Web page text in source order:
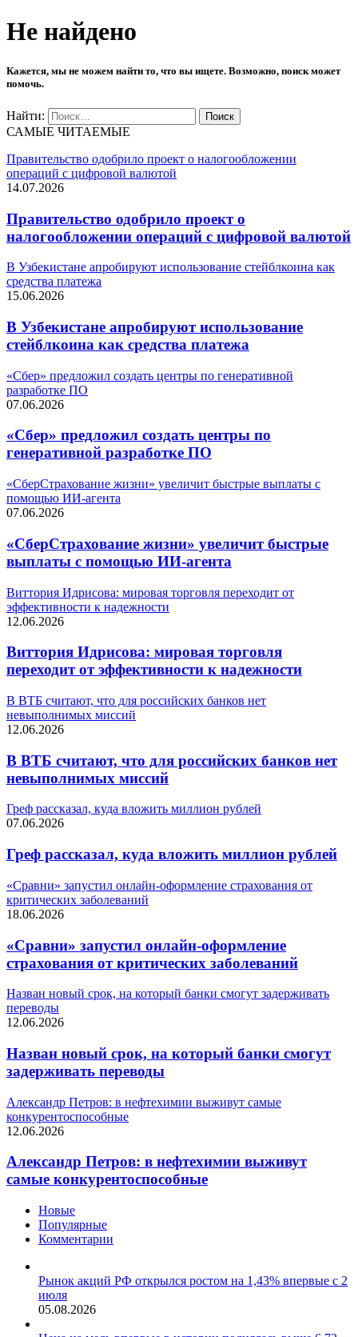
Не найдено
Кажется, мы не можем найти то, что вы ищете. Возможно, поиск может
помочь.
Найти:
САМЫЕ ЧИТАЕМЫЕ
Правительство одобрило проект о налогообложении
операций с цифровой валютой
14.07.2026
Правительство одобрило проект о
налогообложении операций с цифровой валютой
В Узбекистане апробируют использование стейблкоина как
средства платежа
15.06.2026
В Узбекистане апробируют использование
стейблкоина как средства платежа
«Сбер» предложил создать центры по генеративной
разработке ПО
07.06.2026
«Сбер» предложил создать центры по
генеративной разработке ПО
«СберСтрахование жизни» увеличит быстрые выплаты с
помощью ИИ-агента
07.06.2026
«СберСтрахование жизни» увеличит быстрые
выплаты с помощью ИИ-агента
Виттория Идрисова: мировая торговля переходит от
эффективности к надежности
12.06.2026
Виттория Идрисова: мировая торговля
переходит от эффективности к надежности
В ВТБ считают, что для российских банков нет
невыполнимых миссий
12.06.2026
В ВТБ считают, что для российских банков нет
невыполнимых миссий
Греф рассказал, куда вложить миллион рублей
07.06.2026
Греф рассказал, куда вложить миллион рублей
«Сравни» запустил онлайн-оформление страхования от
критических заболеваний
18.06.2026
«Сравни» запустил онлайн-оформление
страхования от критических заболеваний
Назван новый срок, на который банки смогут задерживать
переводы
12.06.2026
Назван новый срок, на который банки смогут
задерживать переводы
Александр Петров: в нефтехимии выживут самые
конкурентоспособные
12.06.2026
Александр Петров: в нефтехимии выживут
самые конкурентоспособные
Новые
Популярные
Комментарии
Рынок акций РФ открылся ростом на 1,43% впервые с 2
июля
05.08.2026